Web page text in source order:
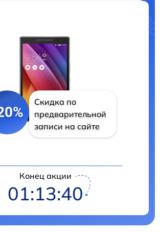
Скидка по
предварительной
записи на сайте
Конец акции
01:13:39